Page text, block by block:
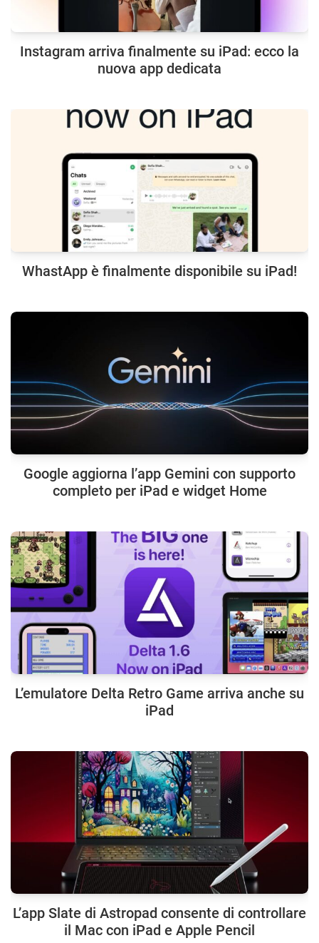
Instagram arriva finalmente su iPad: ecco la
nuova app dedicata
WhastApp è finalmente disponibile su iPad!
Google aggiorna l’app Gemini con supporto
completo per iPad e widget Home
L’emulatore Delta Retro Game arriva anche su
iPad
L’app Slate di Astropad consente di controllare
il Mac con iPad e Apple Pencil